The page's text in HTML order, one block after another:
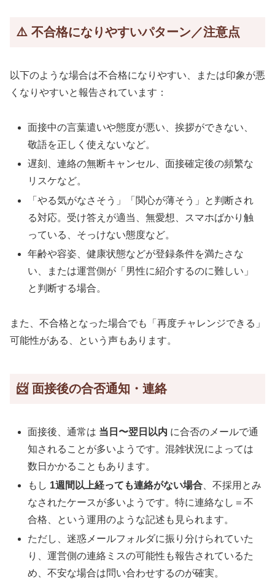
⚠️ 不合格になりやすいパターン／注意点
以下のような場合は不合格になりやすい、または印象が悪
くなりやすいと報告されています：
面接中の言葉遣いや態度が悪い、挨拶ができない、
敬語を正しく使えないなど。
遅刻、連絡の無断キャンセル、面接確定後の頻繁な
リスケなど。
「やる気がなさそう」「関心が薄そう」と判断され
る対応。受け答えが適当、無愛想、スマホばかり触
っている、そっけない態度など。
年齢や容姿、健康状態などが登録条件を満たさな
い、または運営側が「男性に紹介するのに難しい」
と判断する場合。
また、不合格となった場合でも「再度チャレンジできる」
可能性がある、という声もあります。
📨 面接後の合否通知・連絡
面接後、通常は 当日〜翌日以内 に合否のメールで通
知されることが多いようです。混雑状況によっては
数日かかることもあります。
もし 1週間以上経っても連絡がない場合 、不採用とみ
なされたケースが多いようです。特に連絡なし＝不
合格、という運用のような記述も見られます。
ただし、迷惑メールフォルダに振り分けられていた
り、運営側の連絡ミスの可能性も報告されているた
め、不安な場合は問い合わせするのが確実。